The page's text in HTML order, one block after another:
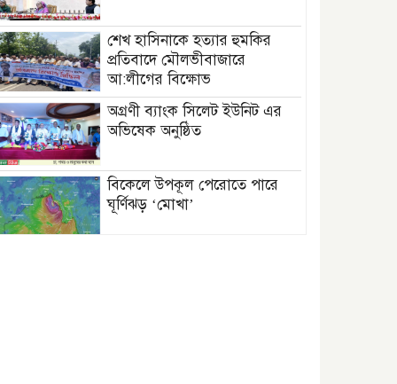
শেখ হাসিনাকে হত্যার হুমকির
প্রতিবাদে মৌলভীবাজারে
আ:লীগের বিক্ষোভ
অগ্রণী ব্যাংক সিলেট ইউনিট এর
অভিষেক অনুষ্ঠিত
বিকেলে উপকূল পেরোতে পারে
ঘূর্ণিঝড় ‘মোখা’